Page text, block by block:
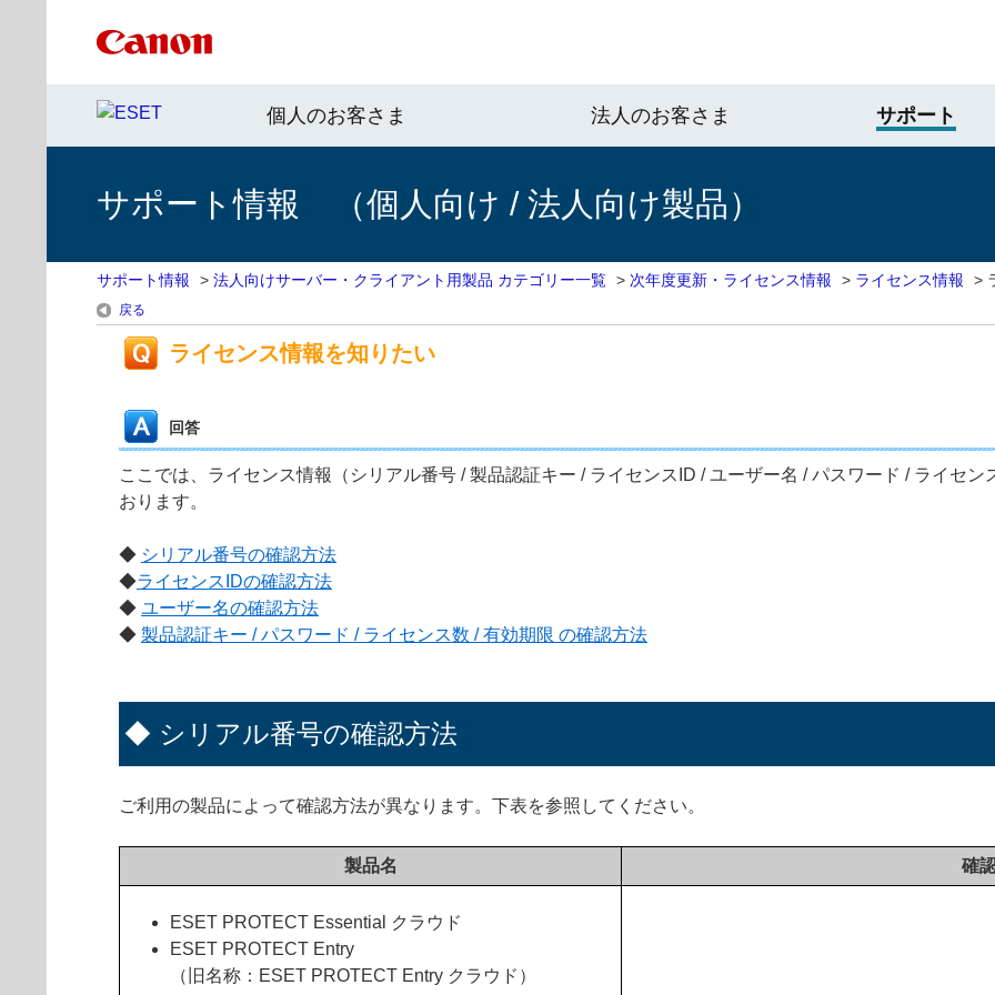
個人のお客さま 法人のお客さま サポート
サポート情報 （個人向け / 法人向け製品）
サポート情報 > 法人向けサーバー・クライアント用製品 カテゴリー一覧 > 次年度更新・ライセンス情報 > ライセンス情報 >
戻る
ライセンス情報を知りたい
回答
ここでは、ライセンス情報（シリアル番号 / 製品認証キー / ライセンスID / ユーザー名 / パスワード / ライセ
おります。
◆ シリアル番号の確認方法
◆ライセンスIDの確認方法
◆ ユーザー名の確認方法
◆ 製品認証キー / パスワード / ライセンス数 / 有効期限 の確認方法
◆ シリアル番号の確認方法
ご利用の製品によって確認方法が異なります。下表を参照してください。
製品名 確
ESET PROTECT Essential クラウド
ESET PROTECT Entry
（旧名称：ESET PROTECT Entry クラウド）